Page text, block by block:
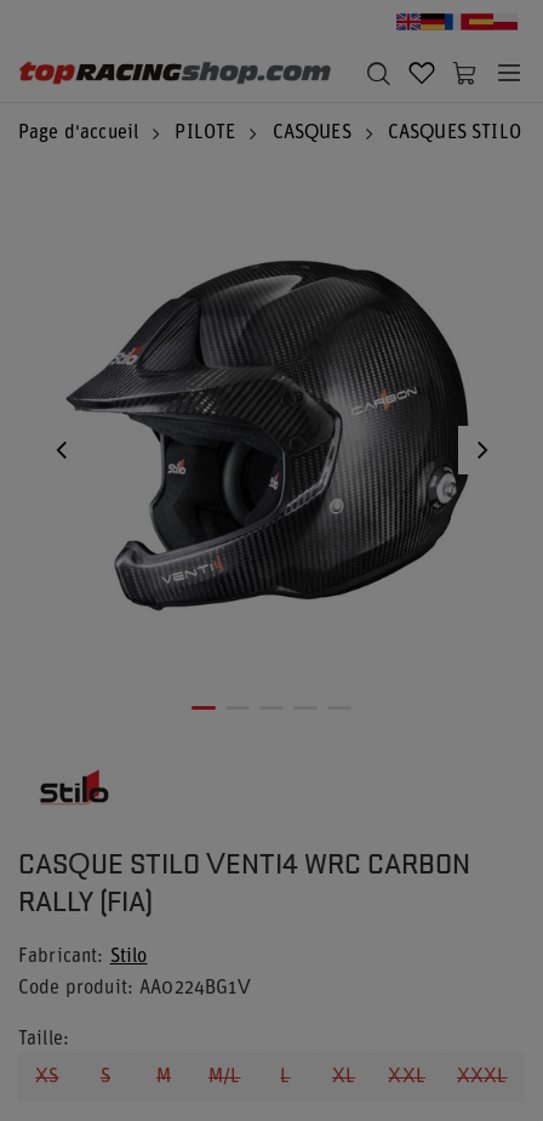
Page d'accueil PILOTE CASQUES CASQUES STILO
CASQUE STILO VENTI4 WRC CARBON
RALLY (FIA)
Fabricant
Stilo
Code produit
AA0224BG1V
Taille
XS
S M M/L L XL XXL XXXL